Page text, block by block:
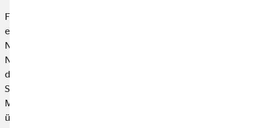
Finanzbranche und Umweltschutz: Zwei Begriffe, die auf den
ersten Blick wenig gemeinsam haben. Dabei hat das Thema
Nachhaltigkeit in der Finanzbranche längst Einzug gehalten.
Nachhaltige Geldanlagen wie Fonds und Green Bonds sind auf
dem Vormarsch und vor allem in Europa geht es mit großen
Schritten voran. Was hat sich in den letzten Jahren auf dem
Markt getan, und was sind nachhaltige Geldanlagen
überhaupt?